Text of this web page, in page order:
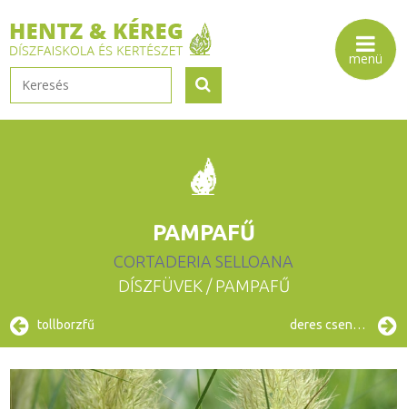
PAMPAFŰ
CORTADERIA SELLOANA
DÍSZFÜVEK / PAMPAFŰ
tollborzfű deres csenkesz